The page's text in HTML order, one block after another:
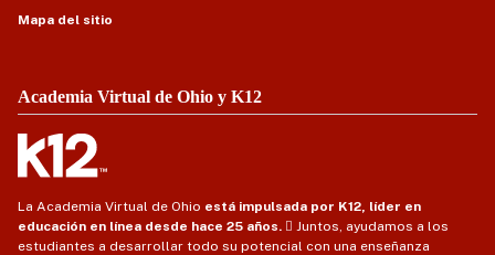
Mapa del sitio
Academia Virtual de Ohio y K12
La Academia Virtual de Ohio está impulsada por K12, líder en
educación en línea desde hace 25 años.
Juntos, ayudamos a los
estudiantes a desarrollar todo su potencial con una enseñanza